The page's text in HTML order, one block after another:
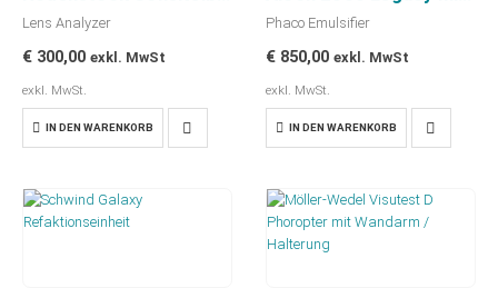
Lens Analyzer
€ 300,00 exkl. MwSt
exkl. MwSt.
IN DEN WARENKORB
Phaco Emulsifier
€ 850,00 exkl. MwSt
exkl. MwSt.
IN DEN WARENKORB